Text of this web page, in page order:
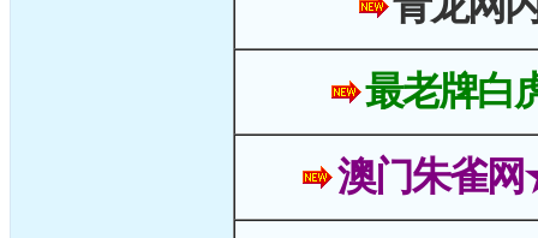
最老牌白
澳门朱雀